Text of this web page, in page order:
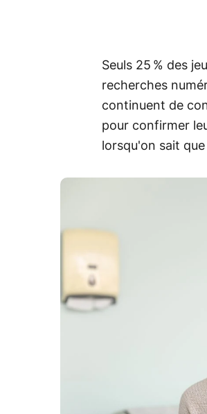
Seuls 25 % des
recherches
continuent de
pour confirmer
lorsqu'on sait que